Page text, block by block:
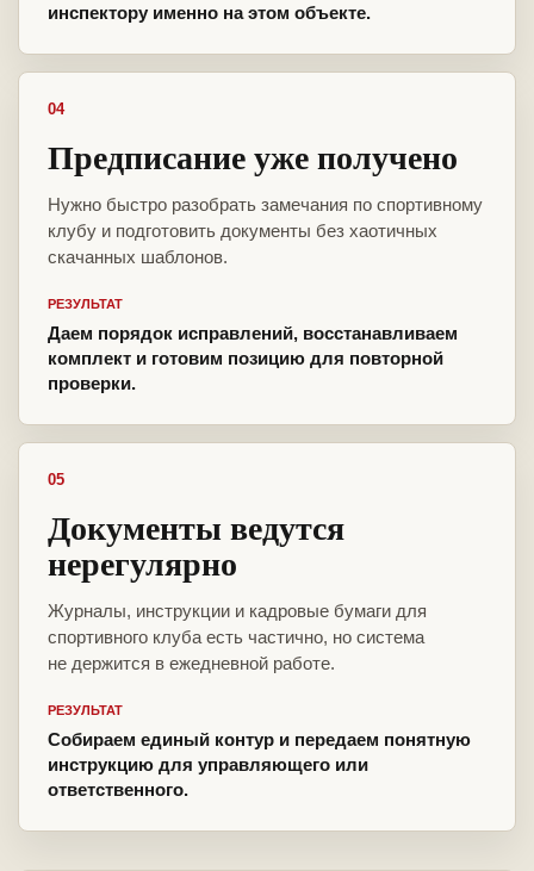
инспектору именно на этом объекте.
04
Предписание уже получено
Нужно быстро разобрать замечания по спортивному
клубу и подготовить документы без хаотичных
скачанных шаблонов.
РЕЗУЛЬТАТ
Даем порядок исправлений, восстанавливаем
комплект и готовим позицию для повторной
проверки.
05
Документы ведутся
нерегулярно
Журналы, инструкции и кадровые бумаги для
спортивного клуба есть частично, но система
не держится в ежедневной работе.
РЕЗУЛЬТАТ
Собираем единый контур и передаем понятную
инструкцию для управляющего или
ответственного.